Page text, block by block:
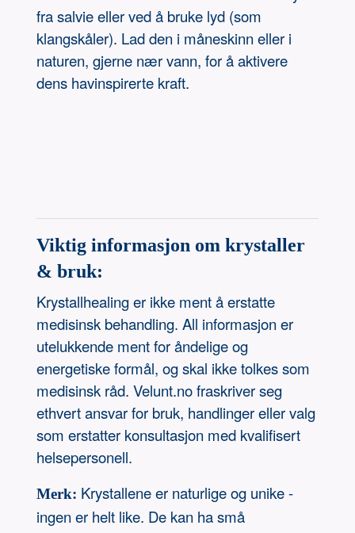
fra salvie eller ved å bruke lyd (som
klangskåler). Lad den i måneskinn eller i
naturen, gjerne nær vann, for å aktivere
dens havinspirerte kraft.
Viktig informasjon om krystaller
& bruk:
Krystallhealing er ikke ment å erstatte
medisinsk behandling. All informasjon er
utelukkende ment for åndelige og
energetiske formål, og skal ikke tolkes som
medisinsk råd. Velunt.no fraskriver seg
ethvert ansvar for bruk, handlinger eller valg
som erstatter konsultasjon med kvalifisert
helsepersonell.
Merk: Krystallene er naturlige og unike -
ingen er helt like. De kan ha små